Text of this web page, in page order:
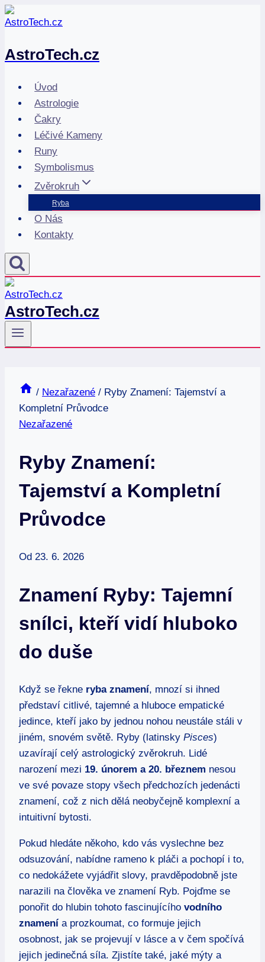
Přeskočit
na
AstroTech.cz
Úvod
Astrologie
Čakry
Léčivé Kameny
Runy
Symbolismus
Zvěrokruh
Ryba
O Nás
Kontakty
AstroTech.cz
/ Nezařazené / Ryby Znamení: Tajemství a
Kompletní Průvodce
Nezařazené
Ryby Znamení:
Tajemství a Kompletní
Průvodce
Od 23. 6. 2026
Znamení Ryby: Tajemní
snílci, kteří vidí hluboko
do duše
Když se řekne ryba znamení, mnozí si ihned
představí citlivé, tajemné a hluboce empatické
jedince, kteří jako by jednou nohou neustále stáli v
jiném, snovém světě. Ryby (latinsky Pisces)
uzavírají celý astrologický zvěrokruh. Lidé
narození mezi 19. únorem a 20. březnem nesou
ve své povaze stopy všech předchozích jedenácti
znamení, což z nich dělá neobyčejně komplexní a
intuitivní bytosti.
Pokud hledáte někoho, kdo vás vyslechne bez
odsuzování, nabídne rameno k pláči a pochopí i to,
co nedokážete vyjádřit slovy, pravděpodobně jste
narazili na člověka ve znamení Ryb. Pojďme se
ponořit do hlubin tohoto fascinujícího vodního
znamení a prozkoumat, co formuje jejich
osobnost, jak se projevují v lásce a v čem spočívá
jejich jedinečná síla. Zjistíte také, jaké mýty a